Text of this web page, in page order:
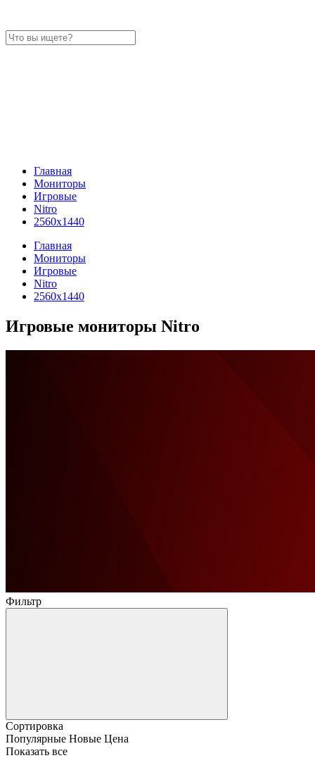
Главная
Мониторы
Игровые
Nitro
2560x1440
Главная
Мониторы
Игровые
Nitro
2560x1440
Игровые мониторы Nitro
Фильтр
Сортировка
Популярные Новые Цена
Показать все